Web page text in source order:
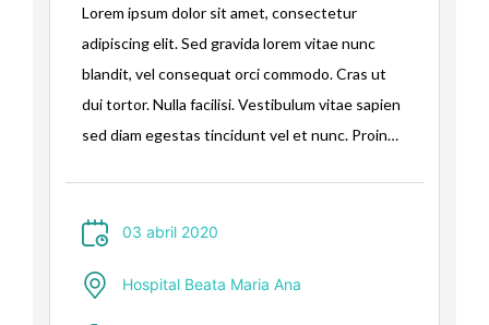
Lorem ipsum dolor sit amet, consectetur
adipiscing elit. Sed gravida lorem vitae nunc
blandit, vel consequat orci commodo. Cras ut
dui tortor. Nulla facilisi. Vestibulum vitae sapien
sed diam egestas tincidunt vel et nunc. Proin
ullamcorper a in diam. In quis interdum ante.
03 abril 2020
Hospital Beata Maria Ana